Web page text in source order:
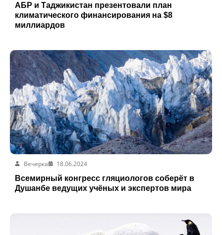
АБР и Таджикистан презентовали план
климатического финансирования на $8
миллиардов
Вечерка
18.06.2024
Всемирный конгресс гляциологов соберёт в
Душанбе ведущих учёных и экспертов мира